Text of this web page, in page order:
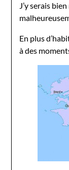
J’y serais
En plus
à des